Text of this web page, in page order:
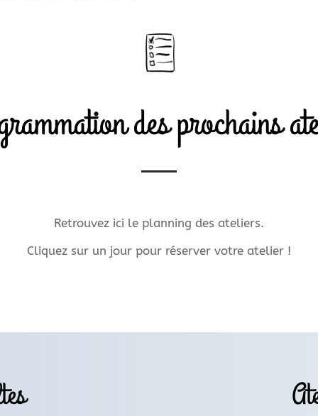
des prochains
Retrouvez ici le planning des ateliers.
Cliquez sur un jour pour réserver votre atelier !